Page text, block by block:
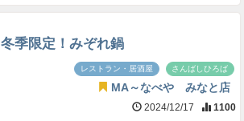
冬季限定！みぞれ鍋
レストラン・居酒屋 さんばしひろば
MA～なべや みなと店
2024/12/17 1100